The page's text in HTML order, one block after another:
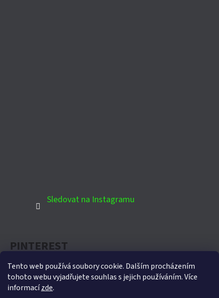
Tento web používá soubory cookie. Dalším procházením
tohoto webu vyjadřujete souhlas s jejich používáním. Více
informacízde.
Sledovat na Instagramu
PINTEREST
Oficiální partner Biohort pro Českou republiku